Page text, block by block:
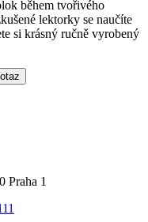
během tvořivého
lektorky se naučíte
si krásný ručně vyrobený
Praha 1